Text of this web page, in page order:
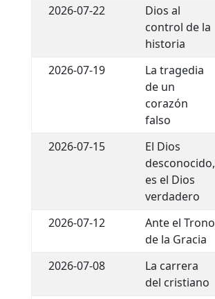
2026-07-22
Dios al
control de la
historia
2026-07-19
La tragedia
de un
corazón
falso
2026-07-15
El Dios
desconocido,
es el Dios
verdadero
2026-07-12
Ante el Trono
de la Gracia
2026-07-08
La carrera
del cristiano